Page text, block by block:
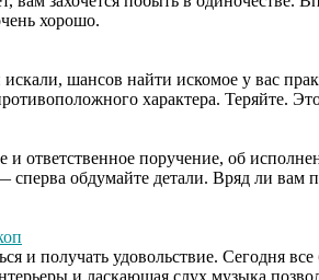
хорошо.
шансов найти искомое у вас
характера. Теряйте.
и ответственное поручение, об
сперва обдумайте детали. Вряд ли вам
и получать удовольствие. Сегодня
и ласкающая слух музыка